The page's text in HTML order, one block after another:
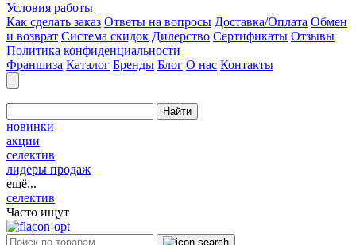
Условия работы
Как сделать заказ Ответы на вопросы Доставка/Оплата Обмен
и возврат Система скидок Дилерство Сертификаты Отзывы
Политика конфиденциальности
Франшиза Каталог Бренды Блог О нас Контакты
Найти
новинки
акции
селектив
лидеры продаж
ещё...
селектив
Часто ищут